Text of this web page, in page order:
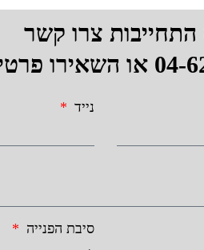
התחייבות צרו קשר
04- או השאירו
נייד
סיבת הפנייה